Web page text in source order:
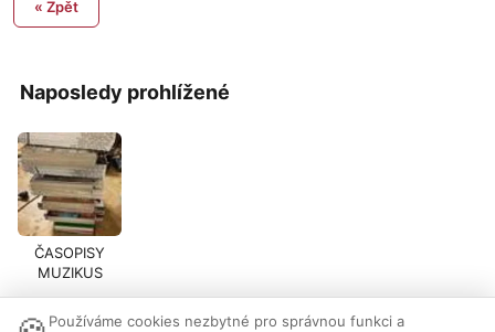
Naposledy prohlížené
ČASOPISY
MUZIKUS
« Zpět
Používáme cookies nezbytné pro správnou funkci a